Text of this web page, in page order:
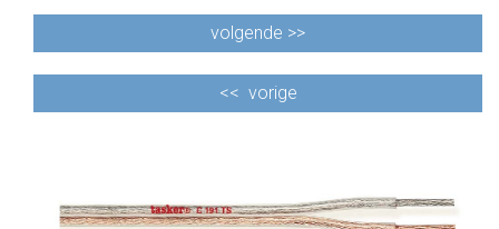
volgende >>
<< vorige